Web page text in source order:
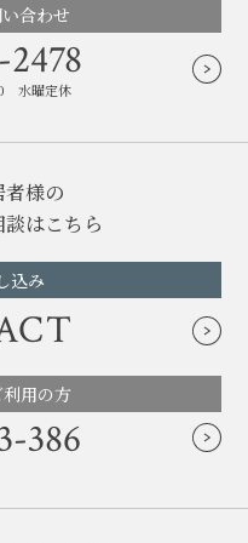
合わせ
水曜定休
様の
はこちら
込み
用の方
386